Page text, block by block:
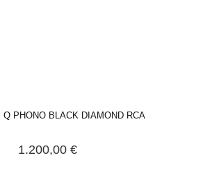
Q PHONO BLACK DIAMOND RCA
1.200,00 €